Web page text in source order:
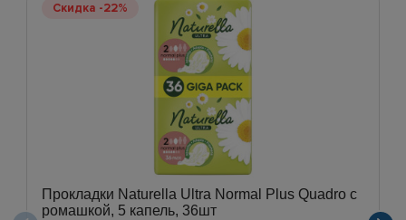
Скидка -22%
Прокладки Naturella Ultra Normal Plus Quadro с
ромашкой, 5 капель, 36шт